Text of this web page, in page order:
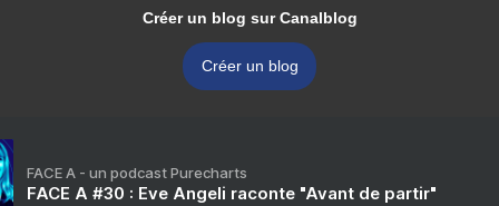
Créer un blog sur Canalblog
Créer un blog
FACE A - un podcast Purecharts
FACE A #30 : Eve Angeli raconte "Avant de partir"